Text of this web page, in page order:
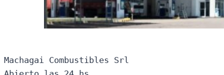
Machagai Combustibles Srl